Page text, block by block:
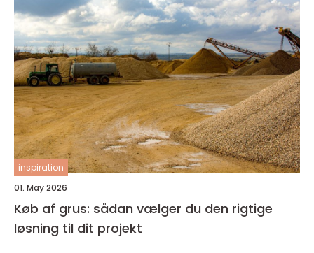
inspiration
01. May 2026
Køb af grus: sådan vælger du den rigtige
løsning til dit projekt